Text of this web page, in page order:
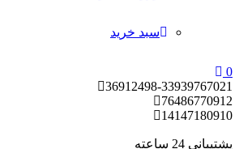
سبد خرید
0
36912498-33939767021
76486770912
14147180910
پشتیبانی 24 ساعته